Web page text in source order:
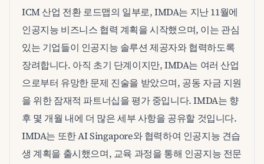
ICM 산업 전환 로드맵의 일부로, IMDA는 지난 11월에
인공지능 비즈니스 협력 계획을 시작했으며, 이는 관심
있는 기업들이 인공지능 솔루션 제공자와 협력하도록
장려합니다. 아직 초기 단계이지만, IMDA는 여러 산업
으로부터 유망한 문제 진술을 받았으며, 공동 자금 지원
을 위한 잠재적 파트너십을 평가 중입니다. IMDA는 향
후 몇 개월 내에 더 많은 세부 사항을 공유할 것입니다.
IMDA는 또한 AI Singapore와 협력하여 인공지능 견습
생 계획을 출시했으며, 교육 과정을 통해 인공지능 전문